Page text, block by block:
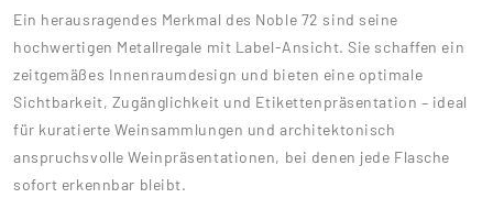
Ein herausragendes Merkmal des Noble 72 sind seine
hochwertigen Metallregale mit Label-Ansicht. Sie schaffen ein
zeitgemäßes Innenraumdesign und bieten eine optimale
Sichtbarkeit, Zugänglichkeit und Etikettenpräsentation – ideal
für kuratierte Weinsammlungen und architektonisch
anspruchsvolle Weinpräsentationen, bei denen jede Flasche
sofort erkennbar bleibt.